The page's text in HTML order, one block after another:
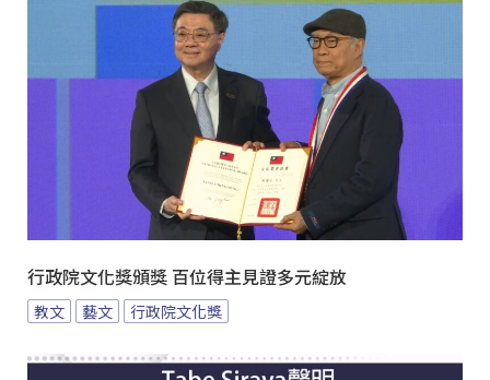
行政院文化獎頒獎 百位得主見證多元綻放
教文 藝文 行政院文化獎